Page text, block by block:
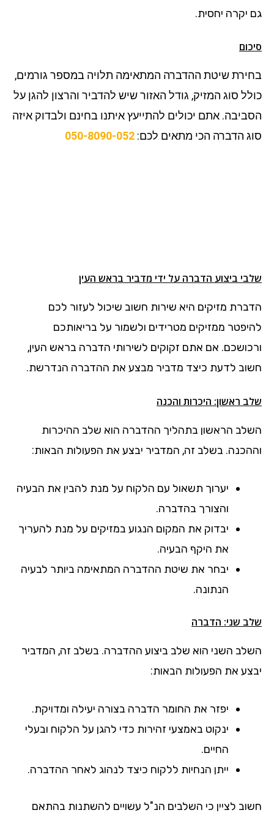
גם יקרה יחסית.
סיכום
בחירת שיטת ההדברה המתאימה תלויה במספר גורמים,
כולל סוג המזיק, גודל האזור שיש להדביר והרצון להגן על
הסביבה. אתם יכולים להתייעץ איתנו בחינם ולבדוק איזה
סוג הדברה הכי מתאים לכם: 050-8090-052
שלבי ביצוע הדברה על ידי מדביר בראש העין
הדברת מזיקים היא שירות חשוב שיכול לעזור לכם
להיפטר ממזיקים מטרידים ולשמור על בריאותכם
ורכושכם. אם אתם זקוקים לשירותי הדברה בראש העין,
חשוב לדעת כיצד מדביר מבצע את ההדברה הנדרשת.
שלב ראשון: היכרות והכנה
השלב הראשון בתהליך ההדברה הוא שלב ההיכרות
וההכנה. בשלב זה, המדביר יבצע את הפעולות הבאות:
יערוך תשאול עם הלקוח על מנת להבין את הבעיה
והצורך בהדברה.
יבדוק את המקום הנגוע במזיקים על מנת להעריך
את היקף הבעיה.
יבחר את שיטת ההדברה המתאימה ביותר לבעיה
הנתונה.
שלב שני: הדברה
השלב השני הוא שלב ביצוע ההדברה. בשלב זה, המדביר
יבצע את הפעולות הבאות:
יפזר את החומר הדברה בצורה יעילה ומדויקת.
ינקוט באמצעי זהירות כדי להגן על הלקוח ובעלי
החיים.
ייתן הנחיות ללקוח כיצד לנהוג לאחר ההדברה.
חשוב לציין כי השלבים הנ"ל עשויים להשתנות בהתאם